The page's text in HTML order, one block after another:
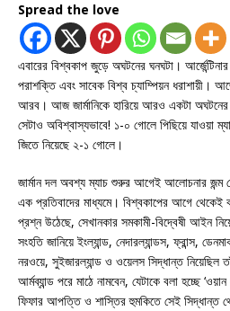
Spread the love
এবারের বিশ্বকাপ জুড়ে অঘটনের ঘনঘটা।
পরাশক্তি এবং সাবেক বিশ্ব চ্যাম্পিয়ন ধরাশায়ী।
আরব। আজ জার্মানিকে হারিয়ে আরও একটা
সেটাও অবিশ্বাস্যভাবে! ১-০ গোলে পিছিয়ে যাওয়া
জিতে নিয়েছে ২-১ গোলে।
জার্মান দল অবশ্য ম্যাচ শুরুর আগেই আলোচনার জন্ম
এক প্রতিবাদের মাধ্যমে। বিশ্বকাপের আগে থেকেই
প্রশ্ন উঠেছে, সেখানকার সমকামী-বিদ্বেষী আইন
সংহতি জানিয়ে ইংল্যান্ড, নেদারল্যান্ডস, ফ্রান্স,
নরওয়ে, সুইজারল্যান্ড ও ওয়েলস সিদ্ধান্ত নিয়েছিল
আর্মব্যান্ড পরে মাঠে নামবেন, যেটাকে বলা হচ্ছে
ফিফার আপত্তি ও শাস্তির হুমকিতে সেই সিদ্ধান্ত